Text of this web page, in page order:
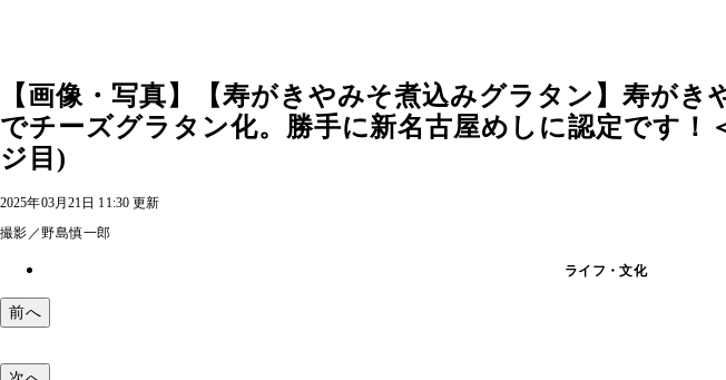
【画像・写真】【寿がきやみそ煮込みグラタン】寿が
でチーズグラタン化。勝手に新名古屋めしに認定です！
ジ目)
2025年03月21日 11:30 更新
撮影／野島慎一郎
ライフ・文化
前へ